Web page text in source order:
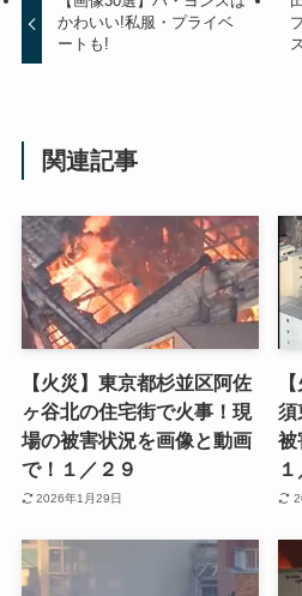
かわいい!私服・プライベ
ートも!
関連記事
【火災】東京都杉並区阿佐
ヶ谷北の住宅街で火事！現
場の被害状況を画像と動画
で！１／２９
2026年1月29日
須
被